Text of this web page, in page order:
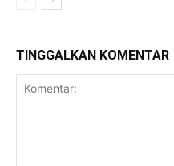
TINGGALKAN KOMENTAR